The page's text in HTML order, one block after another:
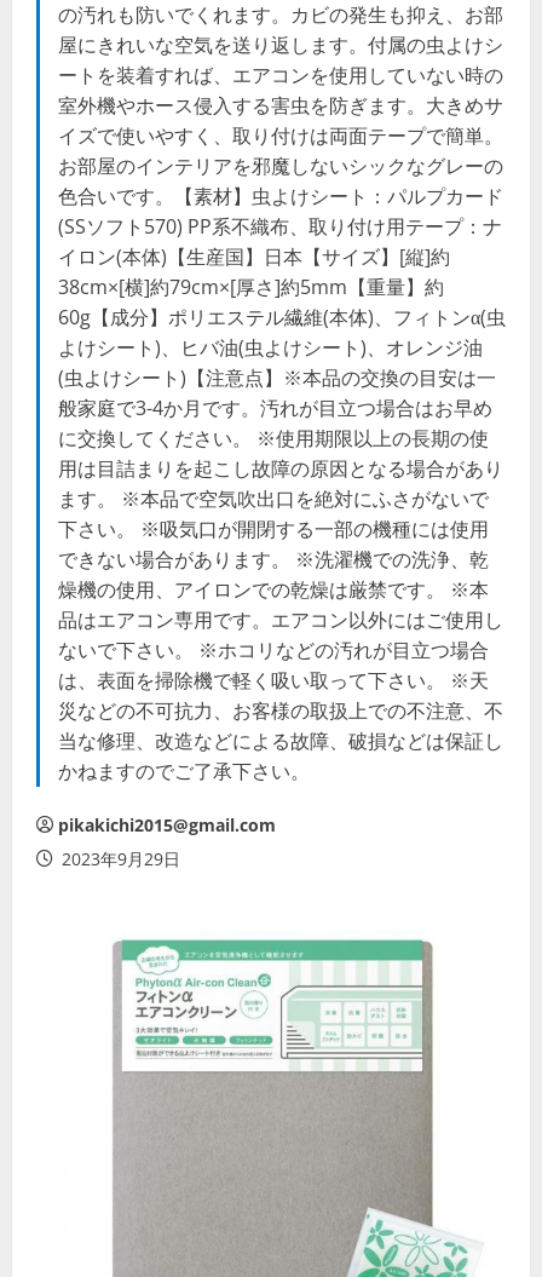
の汚れも防いでくれます。カビの発生も抑え、お部
屋にきれいな空気を送り返します。付属の虫よけシ
ートを装着すれば、エアコンを使用していない時の
室外機やホース侵入する害虫を防ぎます。大きめサ
イズで使いやすく、取り付けは両面テープで簡単。
お部屋のインテリアを邪魔しないシックなグレーの
色合いです。【素材】虫よけシート：パルプカード
(SSソフト570) PP系不織布、取り付け用テープ：ナ
イロン(本体)【生産国】日本【サイズ】[縦]約
38cm×[横]約79cm×[厚さ]約5mm【重量】約
60g【成分】ポリエステル繊維(本体)、フィトンα(虫
よけシート)、ヒバ油(虫よけシート)、オレンジ油
(虫よけシート)【注意点】※本品の交換の目安は一
般家庭で3-4か月です。汚れが目立つ場合はお早め
に交換してください。 ※使用期限以上の長期の使
用は目詰まりを起こし故障の原因となる場合があり
ます。 ※本品で空気吹出口を絶対にふさがないで
下さい。 ※吸気口が開閉する一部の機種には使用
できない場合があります。 ※洗濯機での洗浄、乾
燥機の使用、アイロンでの乾燥は厳禁です。 ※本
品はエアコン専用です。エアコン以外にはご使用し
ないで下さい。 ※ホコリなどの汚れが目立つ場合
は、表面を掃除機で軽く吸い取って下さい。 ※天
災などの不可抗力、お客様の取扱上での不注意、不
当な修理、改造などによる故障、破損などは保証し
かねますのでご了承下さい。
pikakichi2015@gmail.com
2023年9月29日